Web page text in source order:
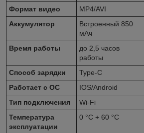
Формат видео MP4/AVI
Аккумулятор
Встроенный 850
мАч
Время работы
до 2,5 часов
работы
Способ зарядки
Type-C
Работает с ОС
IOS/Android
Тип подключения
Wi-Fi
Температура
эксплуатации
0 °С + 60 °С